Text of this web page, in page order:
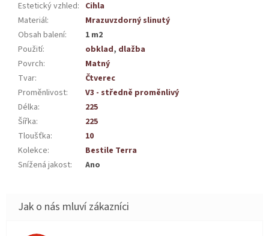
Estetický vzhled: Cihla
Materiál:
Mrazuvzdorný slinutý
Obsah balení:
1 m2
Použití: obklad, dlažba
Povrch:
Matný
Tvar:
Čtverec
Proměnlivost:
V3 - středně proměnlivý
Délka:
225
Šířka:
225
Tloušťka:
10
Kolekce:
Bestile Terra
Snížená jakost: Ano